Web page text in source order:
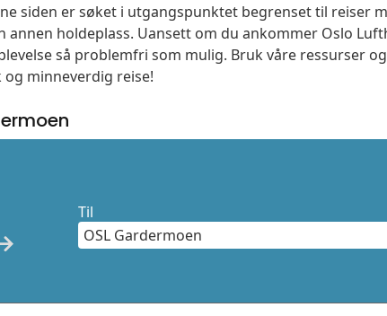
siden er søket i utgangspunktet begrenset til reiser
holdeplass. Uansett om du ankommer Oslo
så problemfri som mulig. Bruk våre ressurser
minneverdig reise!
Til